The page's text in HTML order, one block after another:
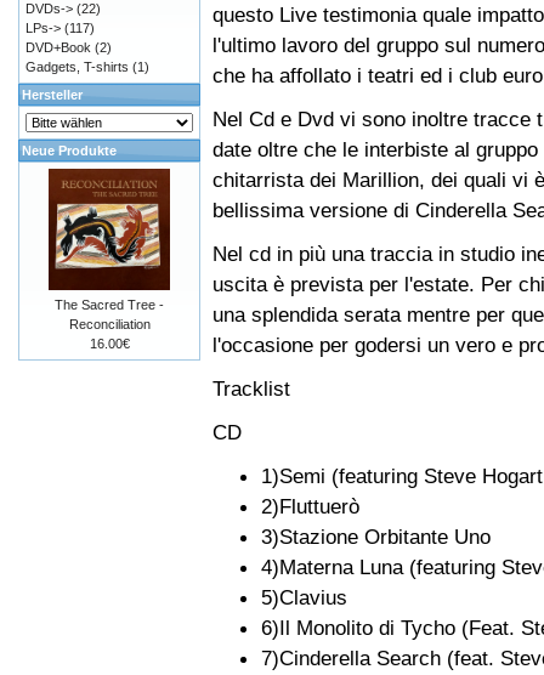
questo Live testimonia quale
l'ultimo lavoro del gruppo sul
che ha affollato i teatri ed i club
Nel Cd e Dvd vi sono inoltre tracce
date oltre che le interbiste al gruppo
chitarrista dei Marillion, dei quali vi
bellissima versione di Cinderella
Nel cd in più una traccia in studio
uscita è prevista per l'estate. Per
una splendida serata mentre per
l'occasione per godersi un vero e
Tracklist
CD
1)Semi (featuring Steve
2)Fluttuerò
3)Stazione Orbitante Uno
4)Materna Luna (featuring
5)Clavius
6)Il Monolito di Tycho (Feat.
7)Cinderella Search (feat.
DVDs-> (22)
LPs-> (117)
DVD+Book (2)
Gadgets, T-shirts (1)
Hersteller
Neue Produkte
The Sacred Tree -
Reconciliation
16.00€